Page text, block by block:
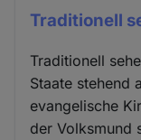
Traditionell
Traditionell
Staate stehend
evangelische
der Volksmund